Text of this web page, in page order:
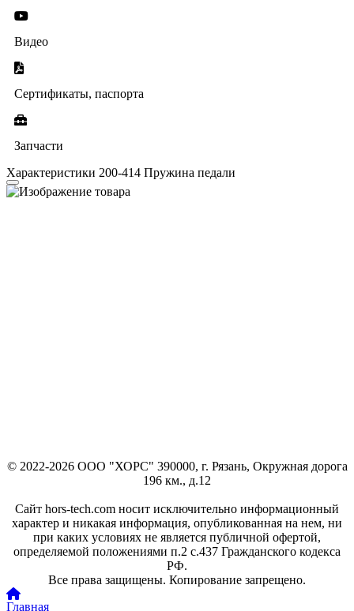
Видео
Сертификаты, паспорта
Запчасти
Характеристики 200-414 Пружина педали
© 2022-2026 ООО "ХОРС" 390000, г. Рязань, Окружная дорога
196 км., д.12
Сайт hors-tech.com носит исключительно информационный
характер и никакая информация, опубликованная на нем, ни
при каких условиях не является публичной офертой,
определяемой положениями п.2 с.437 Гражданского кодекса
РФ.
Все права защищены. Копирование запрещено.
Главная